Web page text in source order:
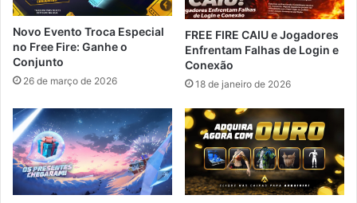
Novo Evento Troca Especial
no Free Fire: Ganhe o
Conjunto
26 de março de 2026
FREE FIRE CAIU e Jogadores
Enfrentam Falhas de Login e
Conexão
18 de janeiro de 2026